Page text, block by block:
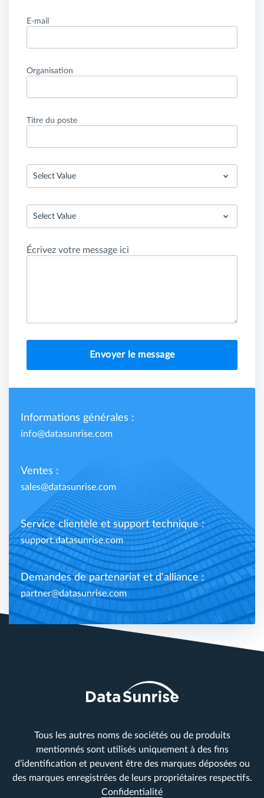
E-mail
Organisation
Titre du poste
Select Value
Select Value
Écrivez votre message ici
Envoyer le message
Informations générales :
info@datasunrise.com
Ventes :
sales@datasunrise.com
Service clientèle et support technique :
support.datasunrise.com
Demandes de partenariat et d'alliance :
partner@datasunrise.com
Tous les autres noms de sociétés ou de produits
mentionnés sont utilisés uniquement à des fins
d'identification et peuvent être des marques déposées ou
des marques enregistrées de leurs propriétaires respectifs.
Confidentialité